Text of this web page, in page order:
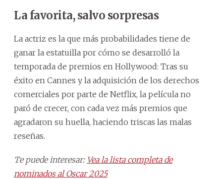
La favorita, salvo sorpresas
La actriz es la que más probabilidades tiene de
ganar la estatuilla por cómo se desarrolló la
temporada de premios en Hollywood: Tras su
éxito en Cannes y la adquisición de los derechos
comerciales por parte de Netflix, la película no
paró de crecer, con cada vez más premios que
agradaron su huella, haciendo triscas las malas
reseñas.
Te puede interesar: Vea la lista completa de
nominados al Oscar 2025